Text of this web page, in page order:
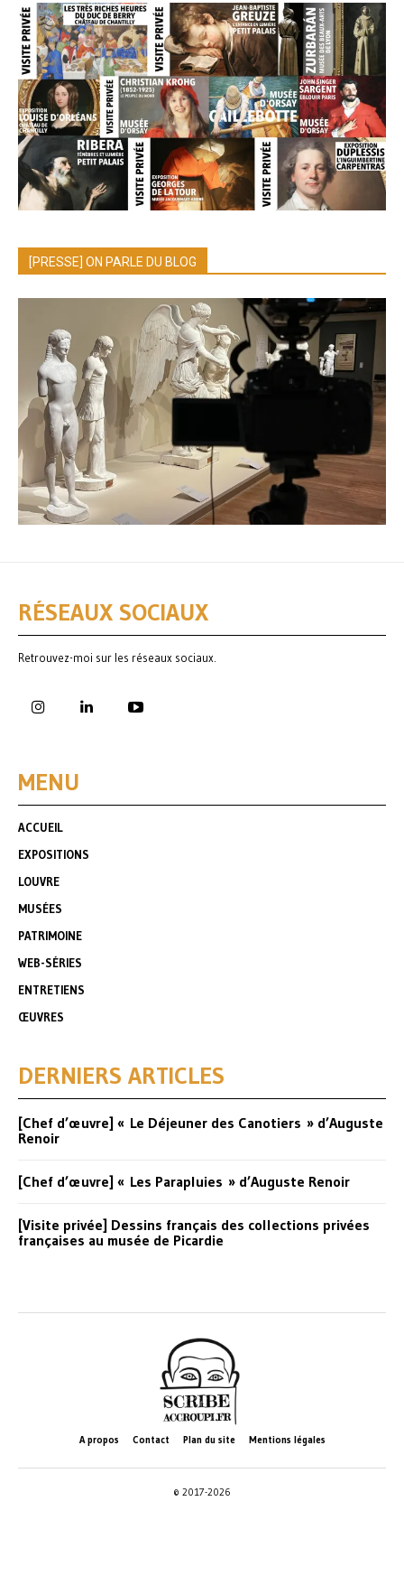
[PRESSE] ON PARLE DU BLOG
RÉSEAUX SOCIAUX
Retrouvez-moi sur les réseaux sociaux.
MENU
ACCUEIL
EXPOSITIONS
LOUVRE
MUSÉES
PATRIMOINE
WEB-SÉRIES
ENTRETIENS
ŒUVRES
DERNIERS ARTICLES
[Chef d’œuvre] « Le Déjeuner des Canotiers » d’Auguste
Renoir
[Chef d’œuvre] « Les Parapluies » d’Auguste Renoir
[Visite privée] Dessins français des collections privées
françaises au musée de Picardie
A propos Contact Plan du site Mentions légales
© 2017-2026